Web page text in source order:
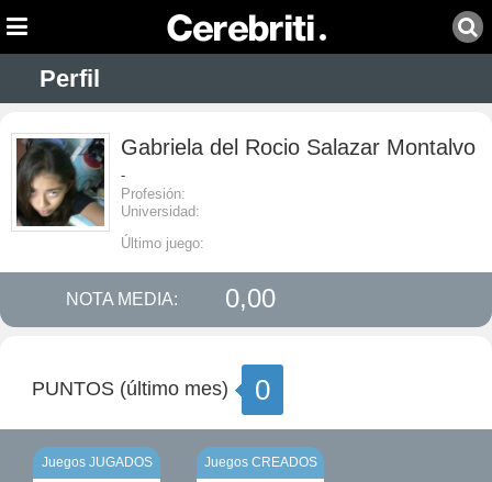
Perfil
Gabriela del Rocio Salazar Montalvo
-
Profesión:
Universidad:
Último juego:
NOTA MEDIA: 0,00
PUNTOS (último mes) 0
Juegos JUGADOS Juegos CREADOS